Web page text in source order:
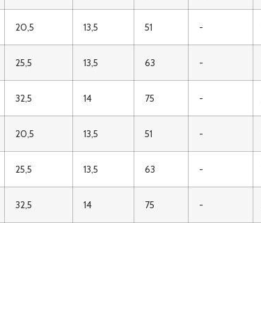
20,5 13,5 51 -
25,5 13,5 63 -
32,5 14 75 -
20,5 13,5 51 -
25,5 13,5 63 -
32,5 14 75 -